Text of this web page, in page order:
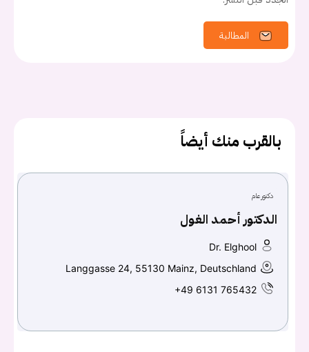
المطالبة
بالقرب منك أيضاً
دكتور عام
الدكتور أحمد الغول
Dr. Elghool
Langgasse 24, 55130 Mainz, Deutschland
+49 6131 765432